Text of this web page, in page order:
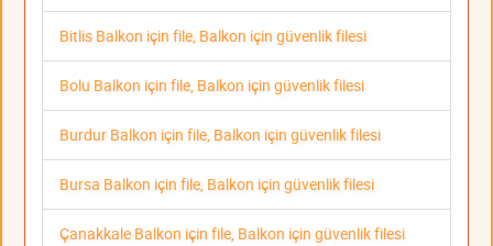
Bitlis Balkon için file, Balkon için güvenlik filesi
Bolu Balkon için file, Balkon için güvenlik filesi
Burdur Balkon için file, Balkon için güvenlik filesi
Bursa Balkon için file, Balkon için güvenlik filesi
Çanakkale Balkon için file, Balkon için güvenlik filesi